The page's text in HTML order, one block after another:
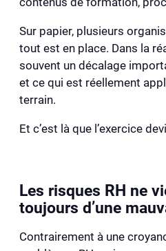
Sur papier, plusieurs
tout est en place. Dans la
souvent un décalage
et ce qui est réellement
terrain.
Et c’est là que l’exercice
Les risques RH ne
toujours d’une
Contrairement à une